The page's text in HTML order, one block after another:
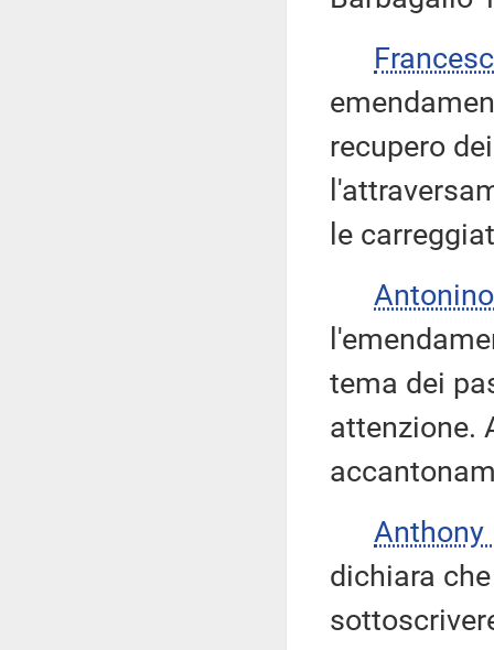
recupero
le
tema dei
attenzione.
Anthony
dichiara